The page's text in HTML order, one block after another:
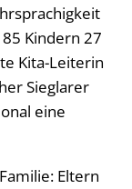
Kindern 27
Kita-Leiterin
Sieglarer
eine
Eltern